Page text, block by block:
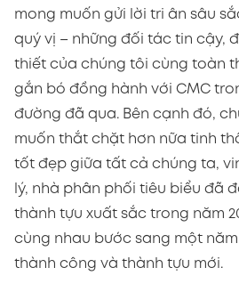
mong muốn gửi lời tri ân sâu
quý vị – những đối tác tin cậy,
thiết của chúng tôi cùng toàn
gắn bó đồng hành với CMC
đường đã qua. Bên cạnh đó,
muốn thắt chặt hơn nữa tinh
tốt đẹp giữa tất cả chúng ta,
lý, nhà phân phối tiêu biểu đã
thành tựu xuất sắc trong năm
cùng nhau bước sang một năm
thành công và thành tựu mới.